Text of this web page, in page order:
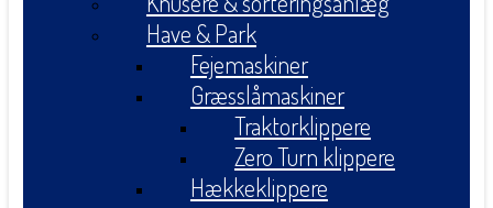
Have & Park
Fejemaskiner
Græsslåmaskiner
Traktorklippere
Zero Turn klippere
Hækkeklippere